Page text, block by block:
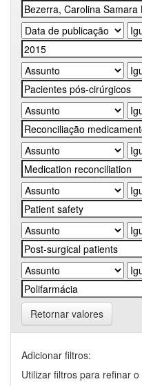
Retornar valores
Adicionar filtros:
Utilizar filtros para refinar